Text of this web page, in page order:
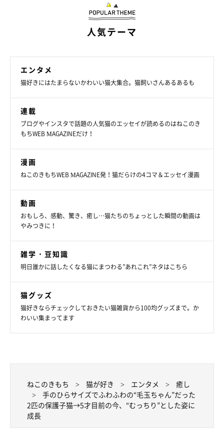
同じ顔でじーーーっ。
取材時4才だった2匹は、推定誕生日の5月13日で5才に。カイく
くんは、遊ぶのが大好きで人懐っこい性格だといいます。
キラキラした目で見つめるカイくん、グリくん。
性格は違う2匹ですが、気持ちを伝えるときに“おしゃべり”にな
るところは共通しているようです。
人気テーマ
エンタメ
猫好きにはたまらないかわいい猫大集合。猫飼いさんあるあるも
連載
ブログやインスタで話題の人気猫のエッセイが読めるのはねこのき
もちWEB MAGAZINEだけ！
漫画
ねこのきもちWEB MAGAZINE発！猫だらけの4コマ＆エッセイ漫画
動画
おもしろ、感動、驚き、癒し…猫たちのちょっとした瞬間の動画は
やみつきに！
雑学・豆知識
明日誰かに話したくなる猫にまつわる”あれこれ”ネタはこちら
猫グッズ
猫好きならチェックしておきたい猫雑貨から100均グッズまで。か
わいい集まってます
ねこのきもち 猫が好き エンタメ
癒し
手のひらサイズでふわふわの“毛玉ちゃん”だった
2匹の保護子猫→5才目前の今、“むっちり”とした姿に
成長